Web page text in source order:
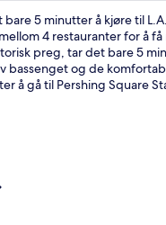
bare 5 minutter å kjøre til
4 restauranter for å
preg, tar det bare 5
bassenget og de
å gå til Pershing Square